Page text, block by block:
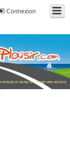
Connexion
fourgons, fourgons
expérience.